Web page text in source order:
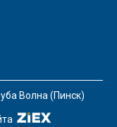
Волна (Пинск)